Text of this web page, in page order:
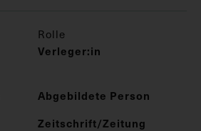
Rolle
Verleger:in
Abgebildete Person
Zeitschrift/Zeitung